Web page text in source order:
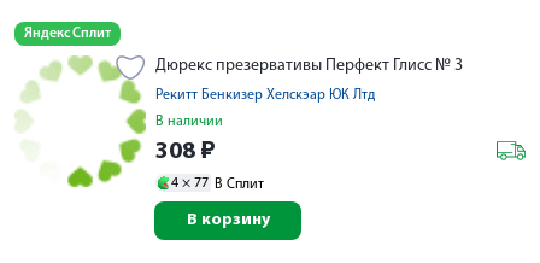
Яндекс Сплит
Дюрекс презервативы Перфект Глисс № 3
Рекитт Бенкизер Хелскэар ЮК Лтд
В наличии
308 ₽
4 × 77 В Сплит
В корзину